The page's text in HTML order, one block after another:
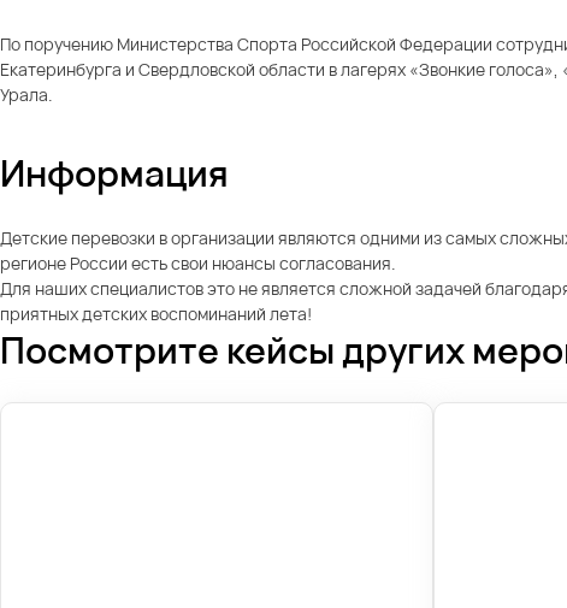
По поручению Министерства Спорта Российской Федерации
Екатеринбурга и Свердловской области в лагерях «Звонкие
Урала.
Информация
Детские перевозки в организации являются одними из самых
регионе России есть свои нюансы согласования.
Для наших специалистов это не является сложной задачей
приятных детских воспоминаний лета!
Посмотрите кейсы других